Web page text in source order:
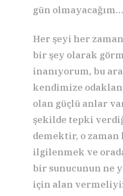
gün olmayacağım…
Her şeyi her
bir şey olarak
inanıyorum, bu
kendimize
olan güçlü anlar
şekilde tepki
demektir, o
ilgilenmek ve
bir sunucunun ne
için alan